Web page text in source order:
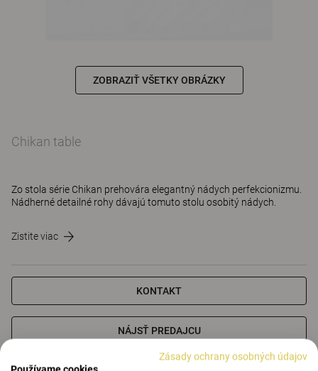
ZOBRAZIŤ VŠETKY OBRÁZKY
Chikan table
Zo stola série Chikan prehovára elegantný nádych perfekcionizmu.
Nádherné detailné rohy dávajú tomuto stolu osobitý nádych.
Zistite viac
KONTAKT
NÁJSŤ PREDAJCU
Zásady ochrany osobných údajov